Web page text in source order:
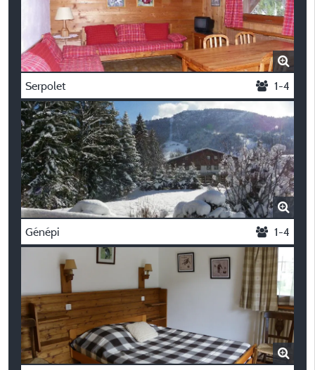
Serpolet 1-4
Génépi 1-4